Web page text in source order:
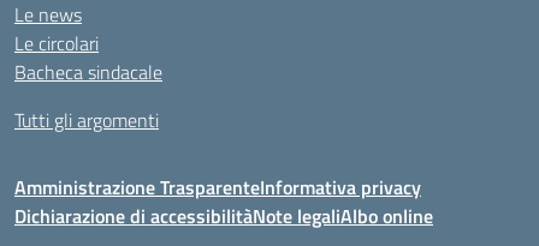
Le news
Le circolari
Bacheca sindacale
Tutti gli argomenti
Amministrazione TrasparenteInformativa privacy
Dichiarazione di accessibilitàNote legaliAlbo online